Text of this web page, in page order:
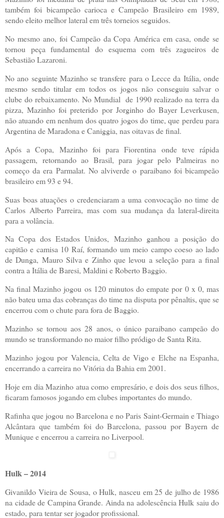
também foi bicampeão carioca e Campeão Brasileiro em 1989,
sendo eleito melhor lateral em três torneios seguidos.
No mesmo ano, foi Campeão da Copa América em casa, onde se
tornou peça fundamental do esquema com três zagueiros de
Sebastião Lazaroni.
No ano seguinte Mazinho se transfere para o Lecce da Itália, onde
mesmo sendo titular em todos os jogos não conseguiu salvar o
clube do rebaixamento. No Mundial de 1990 realizado na terra da
pizza, Mazinho foi preterido por Jorginho do Bayer Leverkusen,
não atuando em nenhum dos quatro jogos do time, que perdeu para
Argentina de Maradona e Caniggia, nas oitavas de final.
Após a Copa, Mazinho foi para Fiorentina onde teve rápida
passagem, retornando ao Brasil, para jogar pelo Palmeiras no
começo da era Parmalat. No alviverde o paraibano foi bicampeão
brasileiro em 93 e 94.
Suas boas atuações o credenciaram a uma convocação no time de
Carlos Alberto Parreira, mas com sua mudança da lateral-direita
para a volância.
Na Copa dos Estados Unidos, Mazinho ganhou a posição do
capitão e camisa 10 Raí, formando um meio campo coeso ao lado
de Dunga, Mauro Silva e Zinho que levou a seleção para a final
contra a Itália de Baresi, Maldini e Roberto Baggio.
Na final Mazinho jogou os 120 minutos do empate por 0 x 0, mas
não bateu uma das cobranças do time na disputa por pênaltis, que se
encerrou com o chute para fora de Baggio.
Mazinho se tornou aos 28 anos, o único paraibano campeão do
mundo se transformando no maior filho pródigo de Santa Rita.
Mazinho jogou por Valencia, Celta de Vigo e Elche na Espanha,
encerrando a carreira no Vitória da Bahia em 2001.
Hoje em dia Mazinho atua como empresário, e dois dos seus filhos,
ficaram famosos jogando em clubes importantes do mundo.
Rafinha que jogou no Barcelona e no Paris Saint-Germain e Thiago
Alcântara que também foi do Barcelona, passou por Bayern de
Munique e encerrou a carreira no Liverpool.
Hulk – 2014
Givanildo Vieira de Sousa, o Hulk, nasceu em 25 de julho de 1986
na cidade de Campina Grande. Ainda na adolescência Hulk saiu do
estado, para tentar ser jogador profissional.